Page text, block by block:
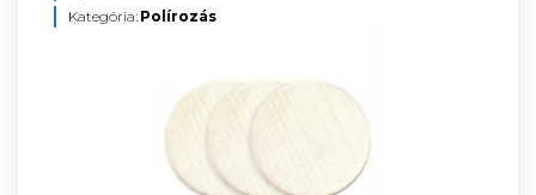
Kategória: Polírozás